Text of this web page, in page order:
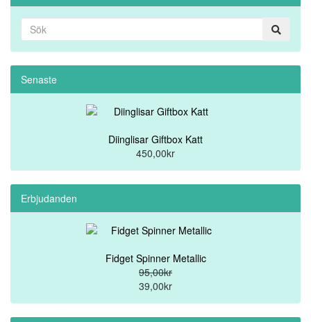
Senaste
Diinglisar Giftbox Katt
450,00kr
Erbjudanden
Fidget Spinner Metallic
95,00kr
39,00kr